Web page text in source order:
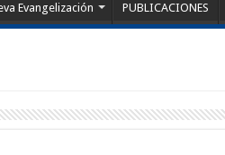
Evangelización PUBLICACIONES